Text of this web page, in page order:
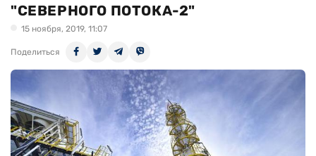
"СЕВЕРНОГО ПОТОКА-2"
15 ноября, 2019, 11:07
Поделиться